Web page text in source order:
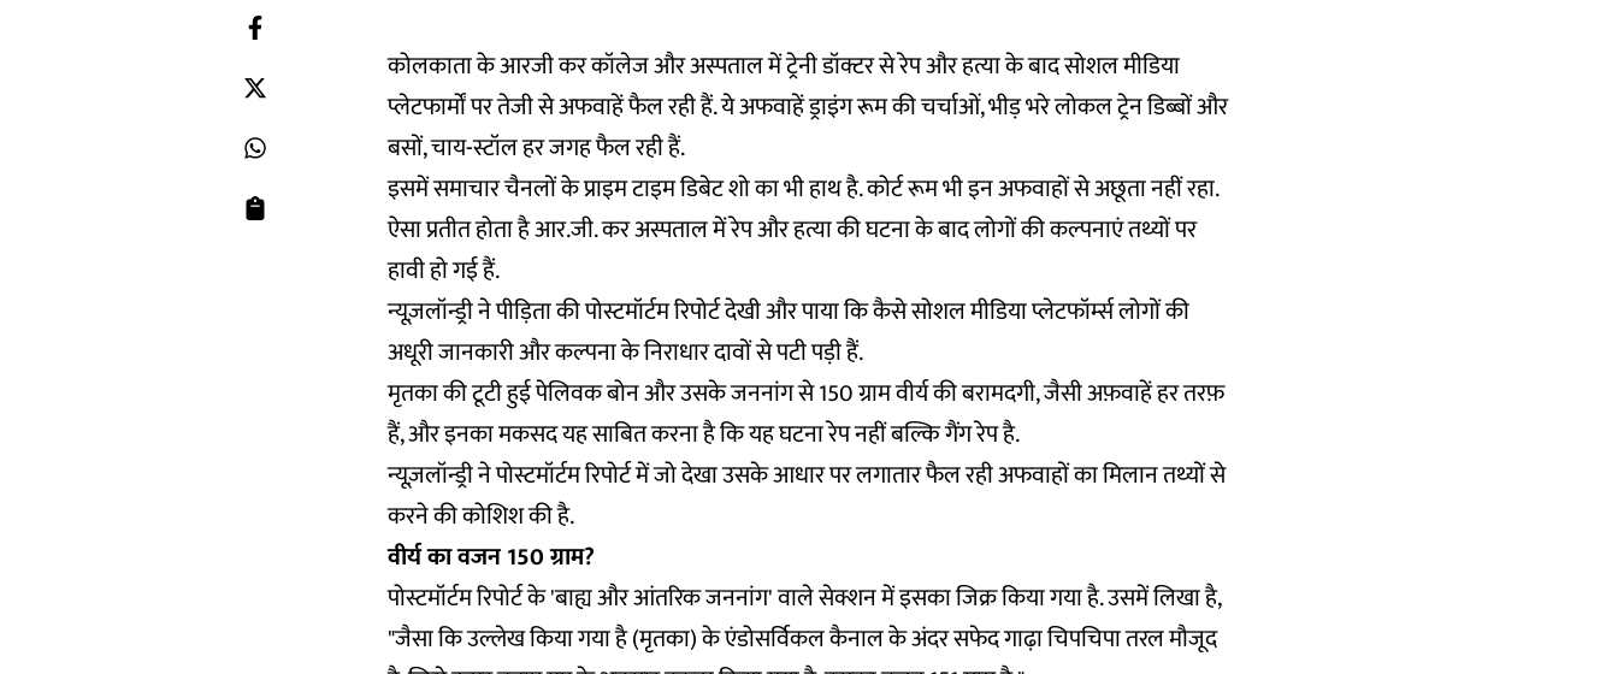
कोलकाता के आरजी कर कॉलेज और अस्पताल में ट्रेनी डॉक्टर से रेप और हत्या के बाद सोशल मीडिया
प्लेटफार्मों पर तेजी से अफवाहें फैल रही हैं. ये अफवाहें ड्राइंग रूम की चर्चाओं, भीड़ भरे लोकल ट्रेन डिब्बों और
बसों, चाय-स्टॉल हर जगह फैल रही हैं.
इसमें समाचार चैनलों के प्राइम टाइम डिबेट शो का भी हाथ है. कोर्ट रूम भी इन अफवाहों से अछूता नहीं रहा.
ऐसा प्रतीत होता है आर.जी. कर अस्पताल में रेप और हत्या की घटना के बाद लोगों की कल्पनाएं तथ्यों पर
हावी हो गई हैं.
न्यूज़लॉन्ड्री ने पीड़िता की पोस्टमॉर्टम रिपोर्ट देखी और पाया कि कैसे सोशल मीडिया प्लेटफॉर्म्स लोगों की
अधूरी जानकारी और कल्पना के निराधार दावों से पटी पड़ी हैं.
मृतका की टूटी हुई पेलिवक बोन और उसके जननांग से 150 ग्राम वीर्य की बरामदगी, जैसी अफ़वाहें हर तरफ़
हैं, और इनका मकसद यह साबित करना है कि यह घटना रेप नहीं बल्कि गैंग रेप है.
न्यूज़लॉन्ड्री ने पोस्टमॉर्टम रिपोर्ट में जो देखा उसके आधार पर लगातार फैल रही अफवाहों का मिलान तथ्यों से
करने की कोशिश की है.
वीर्य का वजन 150 ग्राम?
पोस्टमॉर्टम रिपोर्ट के 'बाह्य और आंतरिक जननांग' वाले सेक्शन में इसका जिक्र किया गया है. उसमें लिखा है,
"जैसा कि उल्लेख किया गया है (मृतका) के एंडोसर्विकल कैनाल के अंदर सफेद गाढ़ा चिपचिपा तरल मौजूद